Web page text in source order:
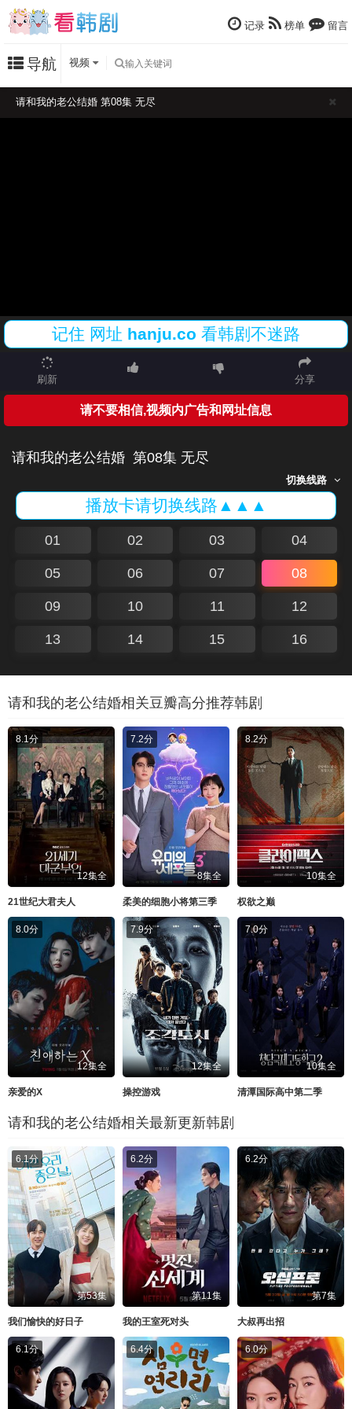
记录 榜单 留言
导航 视频
请和我的老公结婚 第08集 无尽
记住 网址 hanju.co 看韩剧不迷路
刷新 分享
请不要相信,视频内广告和网址信息
请和我的老公结婚 第08集 无尽
切换线路
播放卡请切换线路▲▲▲
01 02 03 04
05 06 07 08
09 10 11 12
13 14 15 16
请和我的老公结婚相关豆瓣高分推荐韩剧
8.1分
12集全
21世纪大君夫人
7.2分
8集全
柔美的细胞小将第三季
8.2分
10集全
权欲之巅
8.0分
12集全
亲爱的X
7.9分
12集全
操控游戏
7.0分
10集全
清潭国际高中第二季
请和我的老公结婚相关最新更新韩剧
6.1分
第53集
我们愉快的好日子
6.2分
第11集
我的王室死对头
6.2分
第7集
大叔再出招
6.1分 6.4分 6.0分